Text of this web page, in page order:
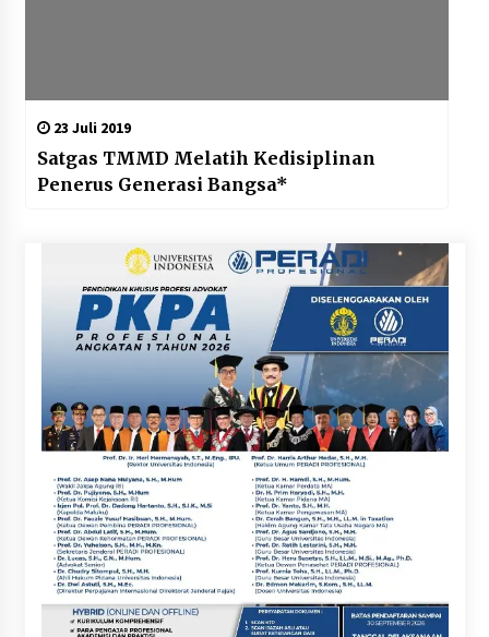
23 Juli 2019
Satgas TMMD Melatih Kedisiplinan
Penerus Generasi Bangsa*